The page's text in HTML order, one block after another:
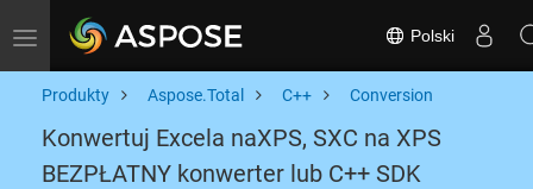
Toggle navigation Polski
Produkty Aspose.Total C++ Conversion
Konwertuj Excela naXPS, SXC na XPS
BEZPŁATNY konwerter lub C++ SDK